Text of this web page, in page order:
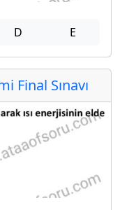
D E
Final Sınavı